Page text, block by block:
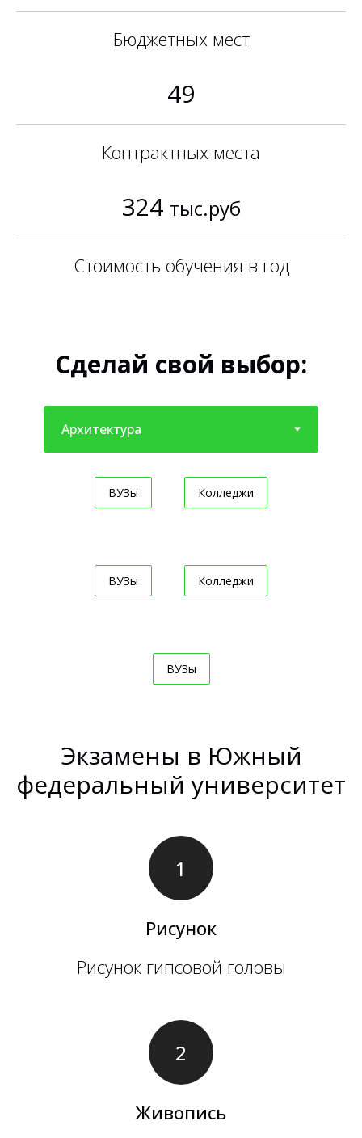
Бюджетных мест
49
Контрактных места
324 тыс.руб
Стоимость обучения в год
Сделай свой выбор:
ВУЗы Колледжи
ВУЗы Колледжи
ВУЗы
Экзамены в Южный
федеральный университет
Рисунок
Рисунок гипсовой головы
Живопись